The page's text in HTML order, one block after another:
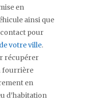
en
ainsi que
pour
votre ville.
récupérer
fourrière
en
d’habitation